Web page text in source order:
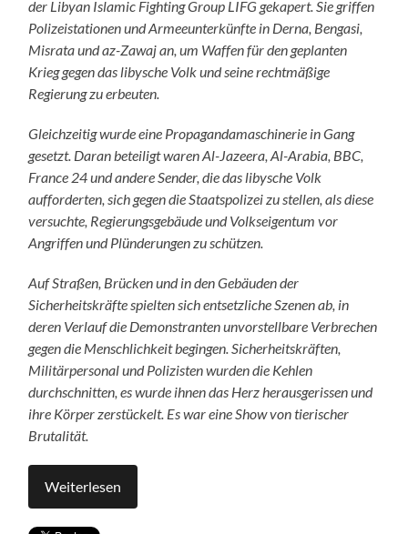
der Libyan Islamic Fighting Group LIFG gekapert. Sie griffen
Polizeistationen und Armeeunterkünfte in Derna, Bengasi,
Misrata und az-Zawaj an, um Waffen für den geplanten
Krieg gegen das libysche Volk und seine rechtmäßige
Regierung zu erbeuten.
Gleichzeitig wurde eine Propagandamaschinerie in Gang
gesetzt. Daran beteiligt waren Al-Jazeera, Al-Arabia, BBC,
France 24 und andere Sender, die das libysche Volk
aufforderten, sich gegen die Staatspolizei zu stellen, als diese
versuchte, Regierungsgebäude und Volkseigentum vor
Angriffen und Plünderungen zu schützen.
Auf Straßen, Brücken und in den Gebäuden der
Sicherheitskräfte spielten sich entsetzliche Szenen ab, in
deren Verlauf die Demonstranten unvorstellbare Verbrechen
gegen die Menschlichkeit begingen. Sicherheitskräften,
Militärpersonal und Polizisten wurden die Kehlen
durchschnitten, es wurde ihnen das Herz herausgerissen und
ihre Körper zerstückelt. Es war eine Show von tierischer
Brutalität.
Weiterlesen